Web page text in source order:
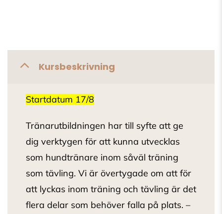
Kursbeskrivning
Startdatum 17/8
Tränarutbildningen har till syfte att ge
dig verktygen för att kunna utvecklas
som hundtränare inom såväl träning
som tävling. Vi är övertygade om att för
att lyckas inom träning och tävling är det
flera delar som behöver falla på plats. –